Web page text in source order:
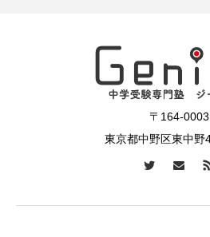
〒164-0003
東京都中野区東中野